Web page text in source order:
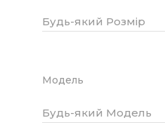
Будь-який Розмір
Модель
Будь-який Модель